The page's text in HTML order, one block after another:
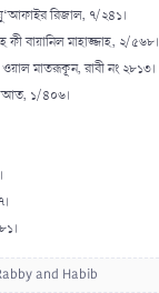
রিজাল, ৭/২৪১।
বায়ানিল মাহাজ্জাহ, ২/৫৬৮।
মাতরূকূন, রাবী নং ২৮১৩।
১/৪০৬।
and Habib